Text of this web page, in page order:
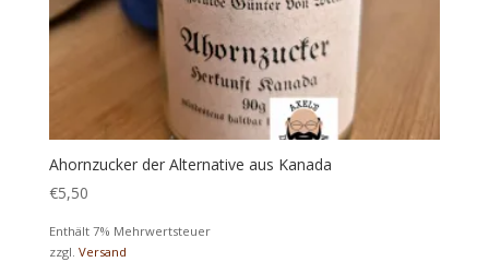
Ahornzucker der Alternative aus Kanada
€5,50
Enthält 7% Mehrwertsteuer
zzgl. Versand